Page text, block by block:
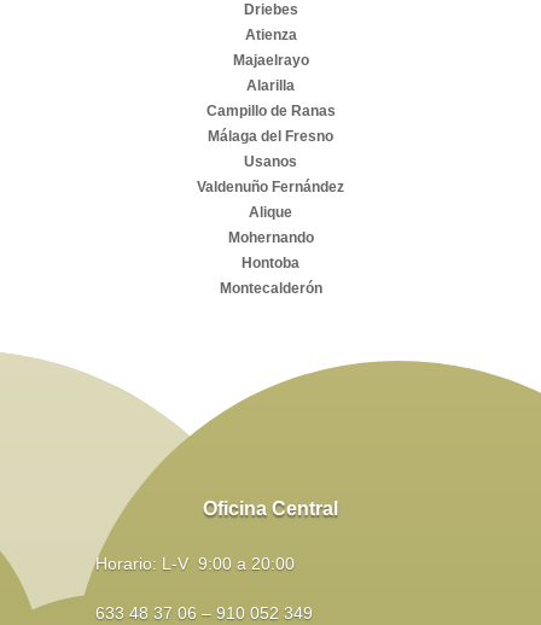
Driebes
Atienza
Majaelrayo
Alarilla
Campillo de Ranas
Málaga del Fresno
Usanos
Valdenuño Fernández
Alique
Mohernando
Hontoba
Montecalderón
Oficina Central
Horario: L-V 9:00 a 20:00
633 48 37 06 – 910 052 349